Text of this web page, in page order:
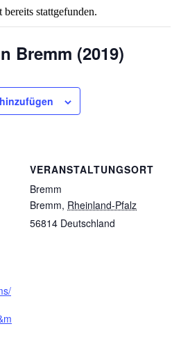
bereits stattgefunden.
Bremm (2019)
VERANSTALTUNGSORT
Bremm
Bremm, Rheinland-Pfalz
56814 Deutschland